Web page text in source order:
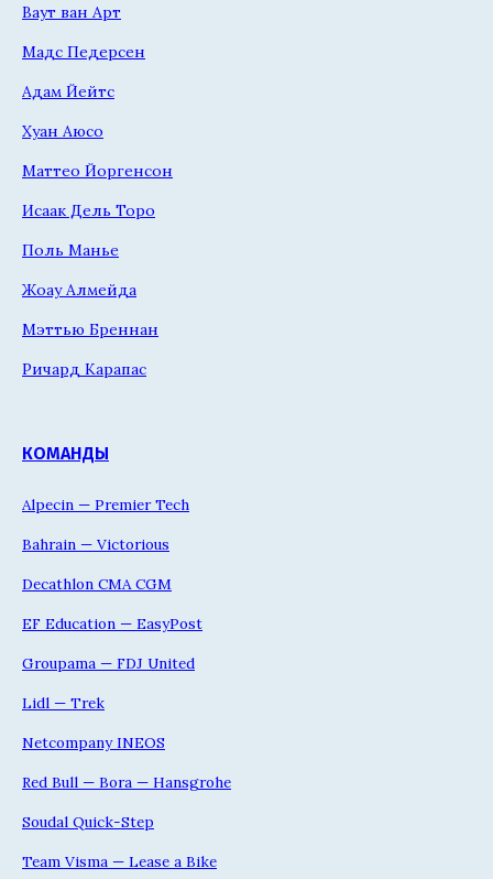
Ваут ван Арт
Мадс Педерсен
Адам Йейтс
Хуан Аюсо
Маттео Йоргенсон
Исаак Дель Торо
Поль Манье
Жоау Алмейда
Мэттью Бреннан
Ричард Карапас
КОМАНДЫ
Alpecin — Premier Tech
Bahrain — Victorious
Decathlon CMA CGM
EF Education — EasyPost
Groupama — FDJ United
Lidl — Trek
Netcompany INEOS
Red Bull — Bora — Hansgrohe
Soudal Quick-Step
Team Visma — Lease a Bike